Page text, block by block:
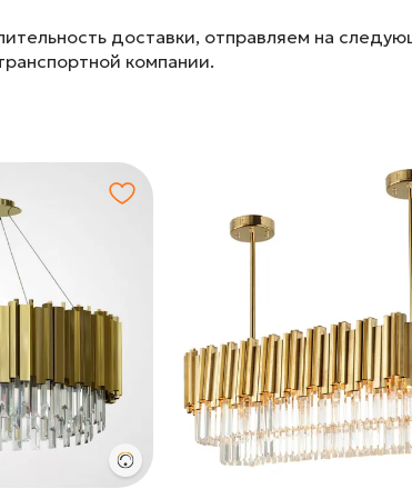
доставки, отправляем на
компании.